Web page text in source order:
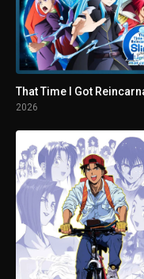
2026